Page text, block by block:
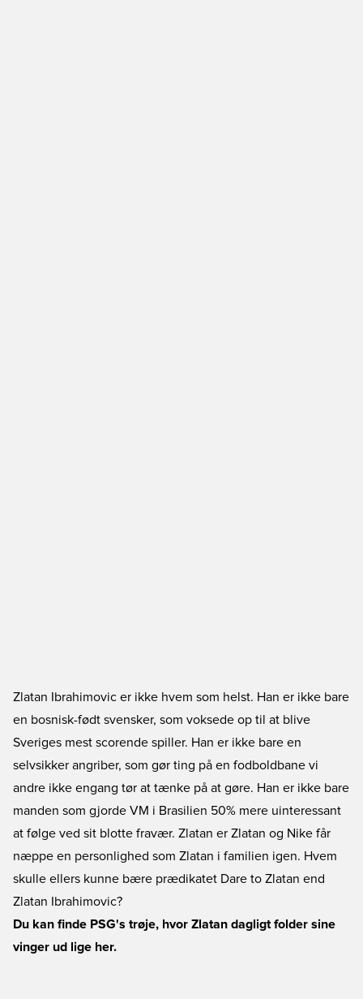
Zlatan Ibrahimovic er ikke hvem som helst. Han er ikke bare
en bosnisk-født svensker, som voksede op til at blive
Sveriges mest scorende spiller. Han er ikke bare en
selvsikker angriber, som gør ting på en fodboldbane vi
andre ikke engang tør at tænke på at gøre. Han er ikke bare
manden som gjorde VM i Brasilien 50% mere uinteressant
at følge ved sit blotte fravær. Zlatan er Zlatan og Nike får
næppe en personlighed som Zlatan i familien igen. Hvem
skulle ellers kunne bære prædikatet Dare to Zlatan end
Zlatan Ibrahimovic?
Du kan finde PSG's trøje, hvor Zlatan dagligt folder sine
vinger ud lige her.